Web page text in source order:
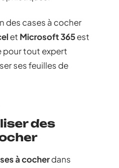
des cases à cocher
et Microsoft 365est
pour tout expert
ses feuilles de
des
à cocherdans